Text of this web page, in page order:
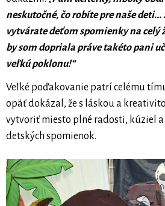
neskutočné, čo robíte pre naše deti...
vytvárate deťom spomienky na celý
by som dopriala práve takéto pani
veľkú poklonu!“
Veľké poďakovanie patrí celému
opäť dokázal, že s láskou a
vytvoriť miesto plné radosti, kúziel
detských spomienok.